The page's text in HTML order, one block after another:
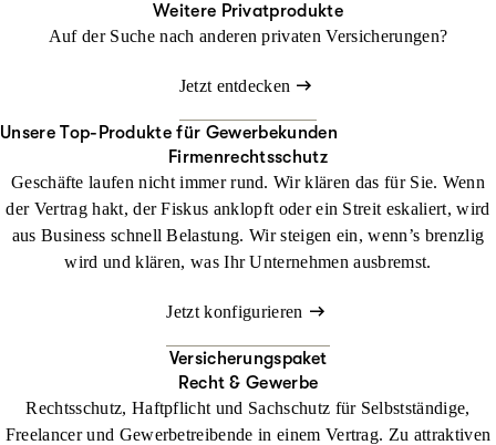
Weitere Privatprodukte
Auf der Suche nach anderen privaten Versicherungen?
Jetzt entdecken
Unsere Top-Produkte für Gewerbekunden
Firmenrechtsschutz
Geschäfte laufen nicht immer rund. Wir klären das für Sie. Wenn
der Vertrag hakt, der Fiskus anklopft oder ein Streit eskaliert, wird
aus Business schnell Belastung. Wir steigen ein, wenn’s brenzlig
wird und klären, was Ihr Unternehmen ausbremst.
Jetzt konfigurieren
Versicherungspaket
Recht & Gewerbe
Rechtsschutz, Haftpflicht und Sachschutz für Selbstständige,
Freelancer und Gewerbetreibende in einem Vertrag. Zu attraktiven